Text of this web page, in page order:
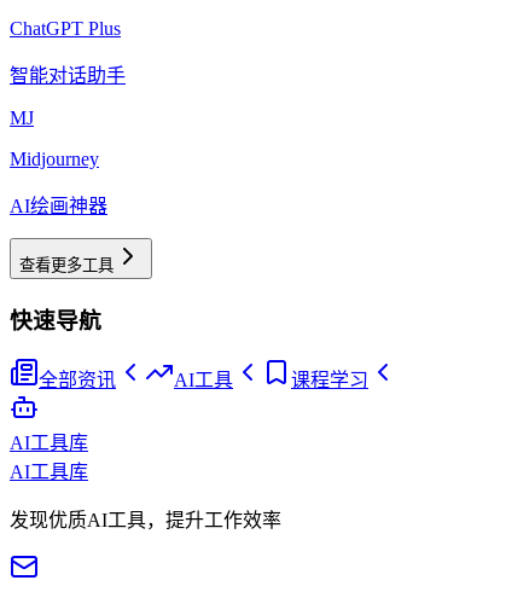
ChatGPT Plus
智能对话助手
MJ
Midjourney
AI绘画神器
查看更多工具
快速导航
全部资讯 AI工具 课程学习
AI工具库
AI工具库
发现优质AI工具，提升工作效率